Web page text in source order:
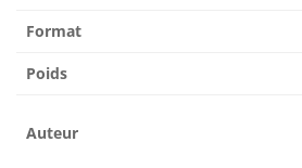
Format
Poids
Auteur